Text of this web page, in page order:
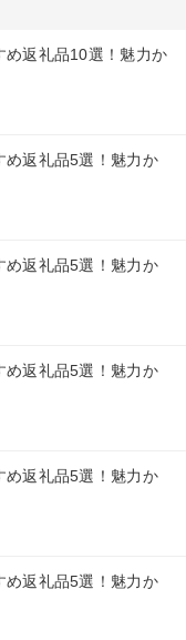
め返礼品10選！魅力か
め返礼品5選！魅力か
め返礼品5選！魅力か
め返礼品5選！魅力か
め返礼品5選！魅力か
め返礼品5選！魅力か